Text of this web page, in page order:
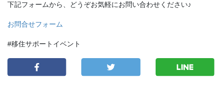
下記フォームから、どうぞお気軽にお問い合わせください♪
お問合せフォーム
#移住サポートイベント